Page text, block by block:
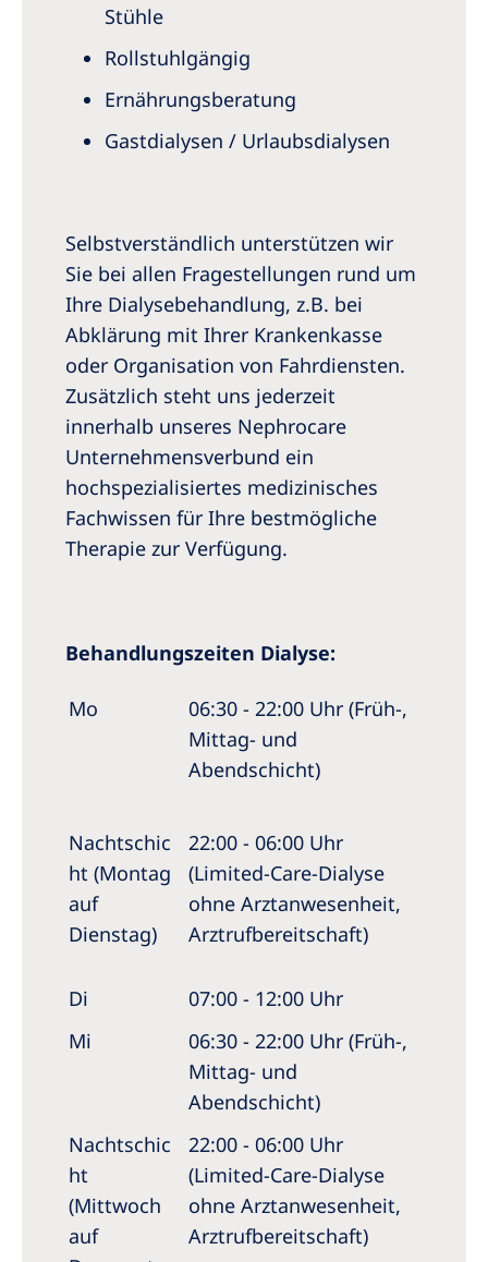
Stühle
Rollstuhlgängig
Ernährungsberatung
Gastdialysen / Urlaubsdialysen
Selbstverständlich unterstützen wir
Sie bei allen Fragestellungen rund um
Ihre Dialysebehandlung, z.B. bei
Abklärung mit Ihrer Krankenkasse
oder Organisation von Fahrdiensten.
Zusätzlich steht uns jederzeit
innerhalb unseres Nephrocare
Unternehmensverbund ein
hochspezialisiertes medizinisches
Fachwissen für Ihre bestmögliche
Therapie zur Verfügung.
Behandlungszeiten Dialyse:
Mo
06:30 - 22:00 Uhr (Früh-,
Mittag- und
Abendschicht)
Nachtschic
ht (Montag
auf
Dienstag)
22:00 - 06:00 Uhr
(Limited-Care-Dialyse
ohne Arztanwesenheit,
Arztrufbereitschaft)
Di
07:00 - 12:00 Uhr
Mi
06:30 - 22:00 Uhr (Früh-,
Mittag- und
Abendschicht)
Nachtschic
ht
(Mittwoch
auf
22:00 - 06:00 Uhr
(Limited-Care-Dialyse
ohne Arztanwesenheit,
Arztrufbereitschaft)